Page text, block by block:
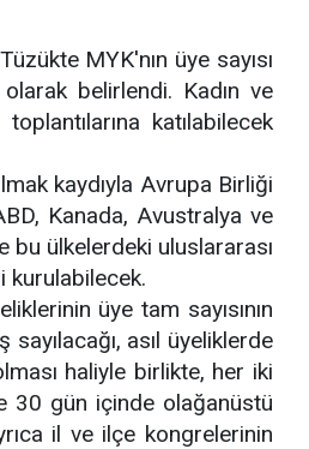
Tüzükte MYK'nın üye sayısı
belirlendi. Kadın ve
katılabilecek
kaydıyla Avrupa Birliği
Kanada, Avustralya ve
bu ülkelerdeki uluslararası
kurulabilecek.
üye tam sayısının
asıl üyeliklerde
haliyle birlikte, her iki
30 gün içinde olağanüstü
il ve ilçe kongrelerinin